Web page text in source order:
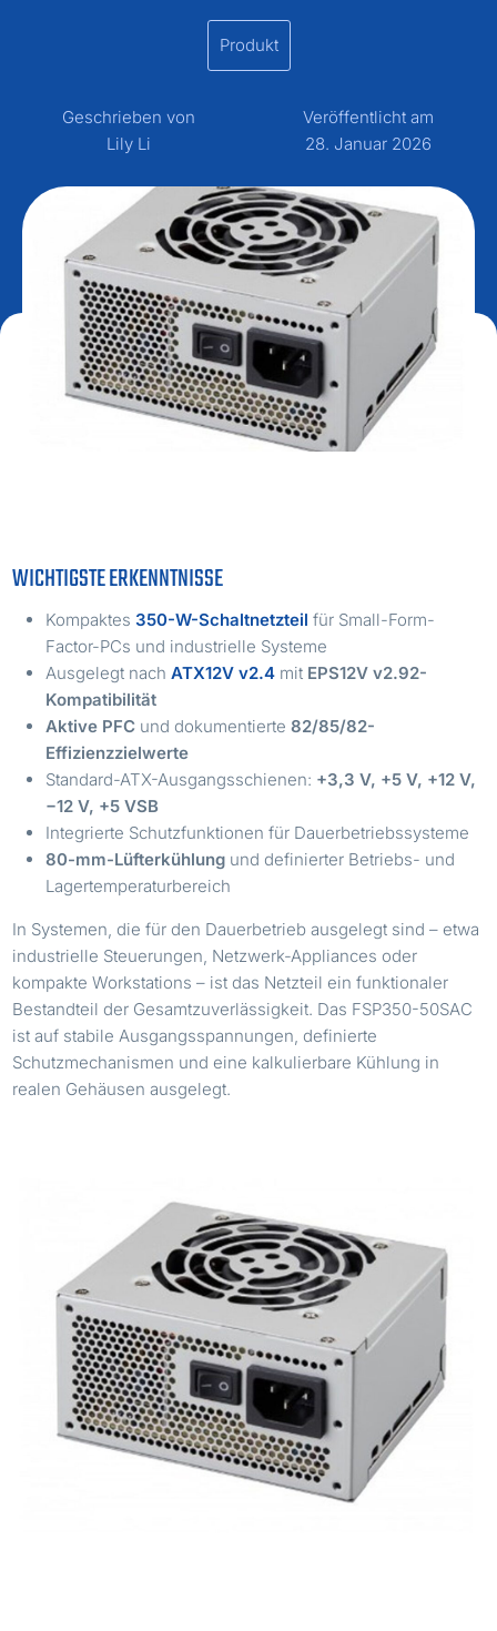
Produkt
Geschrieben von
Lily Li
Veröffentlicht am
28. Januar 2026
WICHTIGSTE ERKENNTNISSE
Kompaktes350-W-Schaltnetzteil für Small-Form-
Factor-PCs und industrielle Systeme
Ausgelegt nachATX12V v2.4 mit EPS12V v2.92-
Kompatibilität
Aktive PFC und dokumentierte82/85/82-
Effizienzzielwerte
Standard-ATX-Ausgangsschienen: +3,3 V, +5 V, +12 V,
−12 V, +5 VSB
Integrierte Schutzfunktionen für Dauerbetriebssysteme
80-mm-Lüfterkühlung und definierter Betriebs- und
Lagertemperaturbereich
In Systemen, die für den Dauerbetrieb ausgelegt sind – etwa
industrielle Steuerungen, Netzwerk-Appliances oder
kompakte Workstations – ist das Netzteil ein funktionaler
Bestandteil der Gesamtzuverlässigkeit. Das FSP350-50SAC
ist auf stabile Ausgangsspannungen, definierte
Schutzmechanismen und eine kalkulierbare Kühlung in
realen Gehäusen ausgelegt.